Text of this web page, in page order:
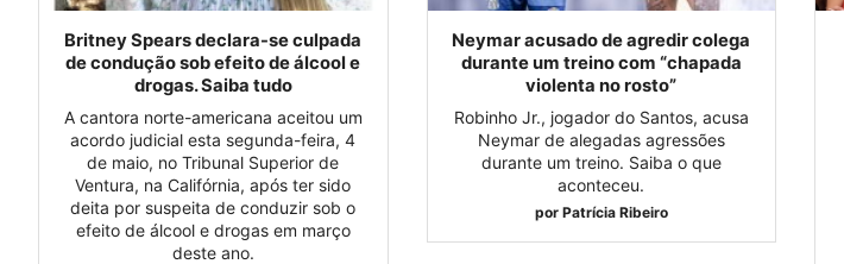
Britney Spears declara-se culpada
de condução sob efeito de álcool e
drogas. Saiba tudo
A cantora norte-americana aceitou um
acordo judicial esta segunda-feira, 4
de maio, no Tribunal Superior de
Ventura, na Califórnia, após ter sido
deita por suspeita de conduzir sob o
efeito de álcool e drogas em março
deste ano.
Neymar acusado de agredir colega
durante um treino com “chapada
violenta no rosto”
Robinho Jr., jogador do Santos, acusa
Neymar de alegadas agressões
durante um treino. Saiba o que
aconteceu.
por Patrícia Ribeiro